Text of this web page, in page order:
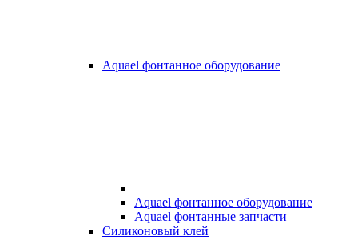
Aquael фонтанное оборудование
Aquael фонтанное оборудование
Aquael фонтанные запчасти
Силиконовый клей